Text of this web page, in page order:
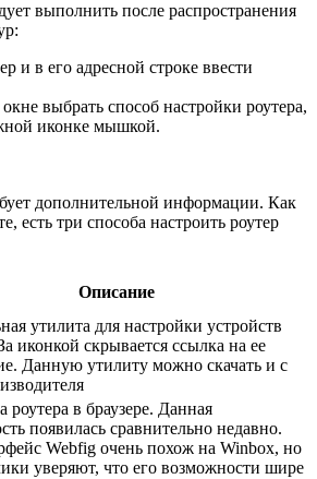
выполнить после распространения
и в его адресной строке ввести
выбрать способ настройки роутера,
иконке мышкой.
дополнительной информации. Как
есть три способа настроить роутер
Описание
утилита для настройки устройств
иконкой скрывается ссылка на ее
Данную утилиту можно скачать и с
роутера в браузере. Данная
появилась сравнительно недавно.
Webfig очень похож на Winbox, но
уверяют, что его возможности шире